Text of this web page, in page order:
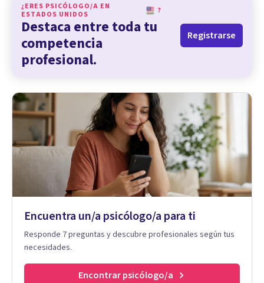
¿ERES PSICÓLOGO/A EN
ESTADOS UNIDOS
?
Destaca entre toda tu
competencia
profesional.
Registrarse
Encuentra un/a psicólogo/a para ti
Responde 7 preguntas y descubre profesionales según tus
necesidades.
Encontrar psicólogo/a